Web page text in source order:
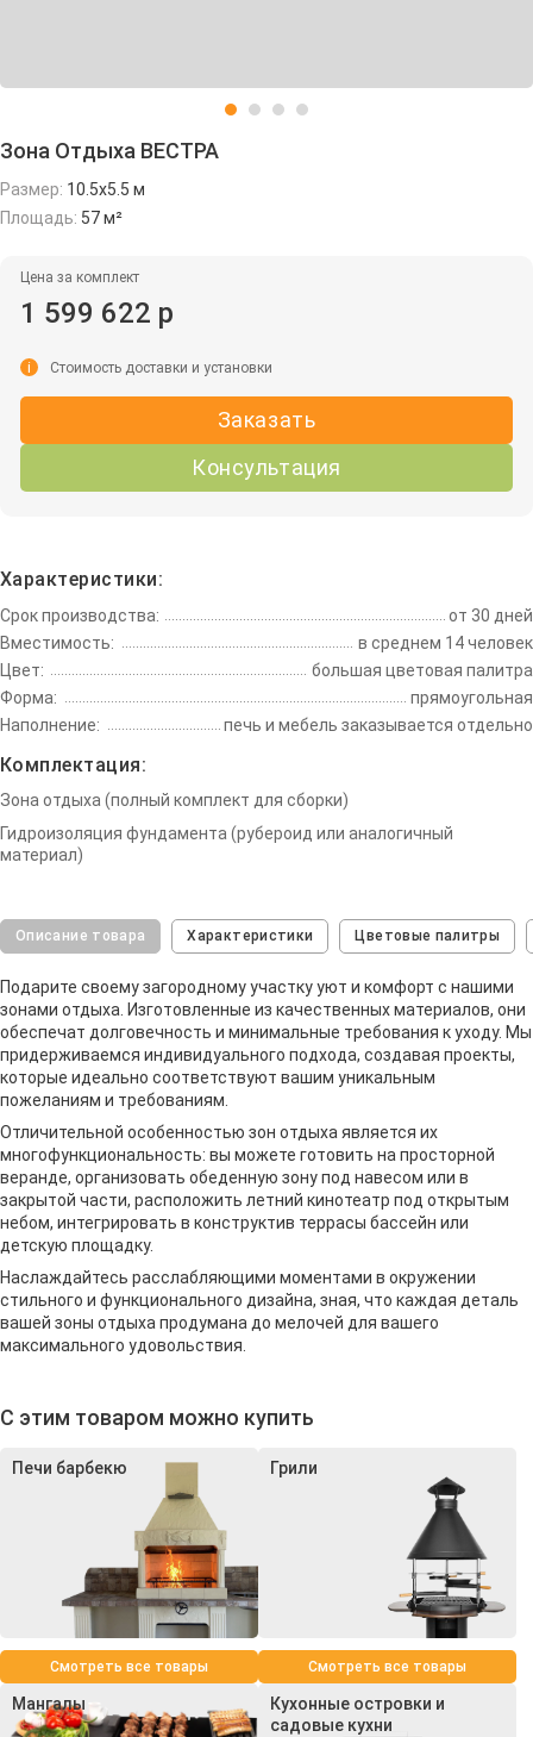
Зона Отдыха ВЕСТРА
Размер: 10.5х5.5 м
Площадь: 57 м²
Цена за комплект
1 599 622 р
Заказать
Консультация
i Стоимость доставки и установки
Характеристики:
Срок производства:
от 30 дней
Вместимость:
в среднем 14 человек
Цвет:
большая цветовая палитра
Форма:
прямоугольная
Наполнение:
печь и мебель заказывается отдельно
Комплектация:
Зона отдыха (полный комплект для сборки)
Гидроизоляция фундамента (рубероид или аналогичный
материал)
Описание товара Характеристики Цветовые палитры
Подарите своему загородному участку уют и комфорт с нашими
зонами отдыха. Изготовленные из качественных материалов, они
обеспечат долговечность и минимальные требования к уходу. Мы
придерживаемся индивидуального подхода, создавая проекты,
которые идеально соответствуют вашим уникальным
пожеланиям и требованиям.
Отличительной особенностью зон отдыха является их
многофункциональность: вы можете готовить на просторной
веранде, организовать обеденную зону под навесом или в
закрытой части, расположить летний кинотеатр под открытым
небом, интегрировать в конструктив террасы бассейн или
детскую площадку.
Наслаждайтесь расслабляющими моментами в окружении
стильного и функционального дизайна, зная, что каждая деталь
вашей зоны отдыха продумана до мелочей для вашего
максимального удовольствия.
С этим товаром можно купить
Печи барбекю
Смотреть все товары
Грили
Смотреть все товары
Мангалы
Кухонные островки и
садовые кухни